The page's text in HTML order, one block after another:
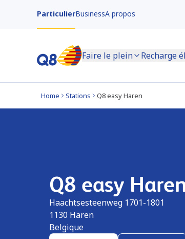
ParticulierBusinessA propos
Faire le plein Recharge
Home Stations Q8 easy Haren
Q8 easy Haren
Haachtsesteenweg 1701-1801
1130 Haren
Belgique